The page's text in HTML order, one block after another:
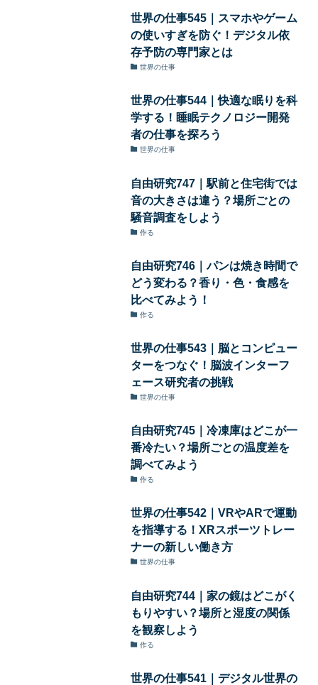
世界の仕事545｜スマホやゲーム
の使いすぎを防ぐ！デジタル依
存予防の専門家とは
世界の仕事
世界の仕事544｜快適な眠りを科
学する！睡眠テクノロジー開発
者の仕事を探ろう
世界の仕事
自由研究747｜駅前と住宅街では
音の大きさは違う？場所ごとの
騒音調査をしよう
作る
自由研究746｜パンは焼き時間で
どう変わる？香り・色・食感を
比べてみよう！
作る
世界の仕事543｜脳とコンピュー
ターをつなぐ！脳波インターフ
ェース研究者の挑戦
世界の仕事
自由研究745｜冷凍庫はどこが一
番冷たい？場所ごとの温度差を
調べてみよう
作る
世界の仕事542｜VRやARで運動
を指導する！XRスポーツトレー
ナーの新しい働き方
世界の仕事
自由研究744｜家の鏡はどこがく
もりやすい？場所と湿度の関係
を観察しよう
作る
世界の仕事541｜デジタル世界の